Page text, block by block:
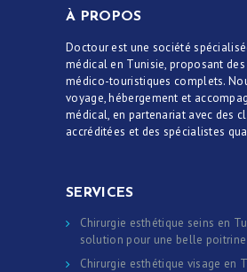
À PROPOS
Doctour est une société
médical en Tunisie, proposant
médico-touristiques complets.
voyage, hébergement et
médical, en partenariat avec des
accréditées et des spécialistes
SERVICES
Chirurgie esthétique seins en
solution pour une belle poitrine
Chirurgie esthétique visage en